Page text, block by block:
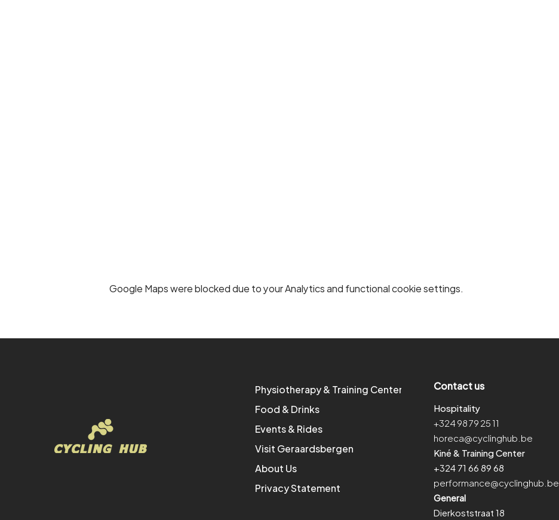
Google Maps were blocked due to your Analytics and functional cookie settings.
Physiotherapy & Training Center
Food & Drinks
Events & Rides
Visit Geraardsbergen
About Us
Privacy Statement
Contact us
Hospitality
+324 98 79 25 11
horeca@cyclinghub.be
Kiné & Training Center
+324 71 66 89 68
performance@cyclinghub.be
General
Dierkoststraat 18